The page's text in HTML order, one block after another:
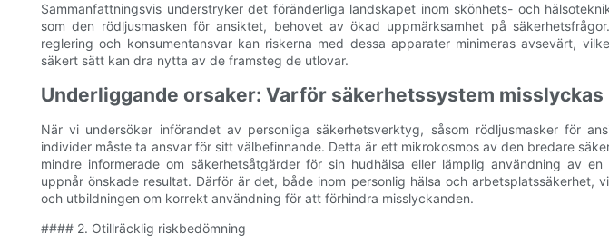
Sammanfattningsvis understryker det föränderliga landskapet inom skönhets- och
som den rödljusmasken för ansiktet, behovet av ökad uppmärksamhet på
reglering och konsumentansvar kan riskerna med dessa apparater minimeras avsevärt,
säkert sätt kan dra nytta av de framsteg de utlovar.
Underliggande orsaker: Varför säkerhetssystem misslyckas
När vi undersöker införandet av personliga säkerhetsverktyg, såsom rödljusmasker för
individer måste ta ansvar för sitt välbefinnande. Detta är ett mikrokosmos av den bredare
mindre informerade om säkerhetsåtgärder för sin hudhälsa eller lämplig användning av
uppnår önskade resultat. Därför är det, både inom personlig hälsa och arbetsplatssäkerhet,
och utbildningen om korrekt användning för att förhindra misslyckanden.
#### 2. Otillräcklig riskbedömning